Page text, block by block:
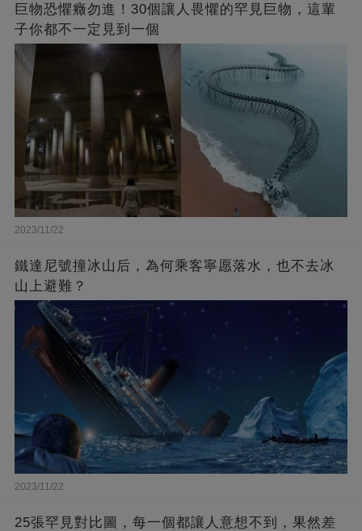
巨物恐懼癥勿進！30個讓人畏懼的罕見巨物，這輩
子你都不一定見到一個
2023/11/22
鐵達尼號撞冰山后，為何乘客寧愿落水，也不去冰
山上避難？
2023/11/22
25張罕見對比圖，每一個都讓人意想不到，果然差